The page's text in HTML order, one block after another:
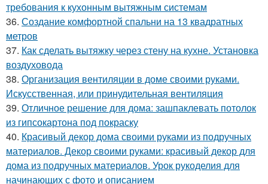
требования к кухонным вытяжным системам
36. Создание комфортной спальни на 13 квадратных
метров
37. Как сделать вытяжку через стену на кухне. Установка
воздуховода
38. Организация вентиляции в доме своими руками.
Искусственная, или принудительная вентиляция
39. Отличное решение для дома: зашпаклевать потолок
из гипсокартона под покраску
40. Красивый декор дома своими руками из подручных
материалов. Декор своими руками: красивый декор для
дома из подручных материалов. Урок рукоделия для
начинающих с фото и описанием